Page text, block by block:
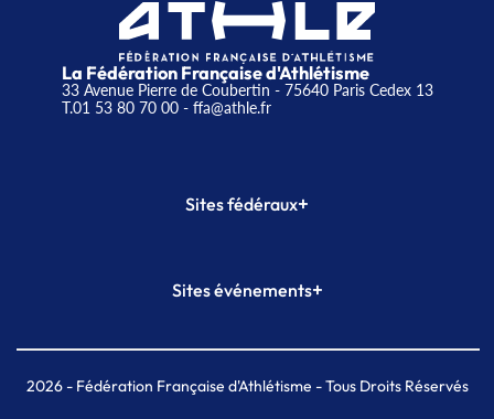
La Fédération Française d'Athlétisme
33 Avenue Pierre de Coubertin - 75640 Paris Cedex 13
T.01 53 80 70 00- ffa@athle.fr
Sites fédéraux+
Plateforme Formation
Sites événements+
Meeting de Paris indoor
MAIF Ekiden de Paris
2026- Fédération Française d'Athlétisme - Tous Droits Réservés